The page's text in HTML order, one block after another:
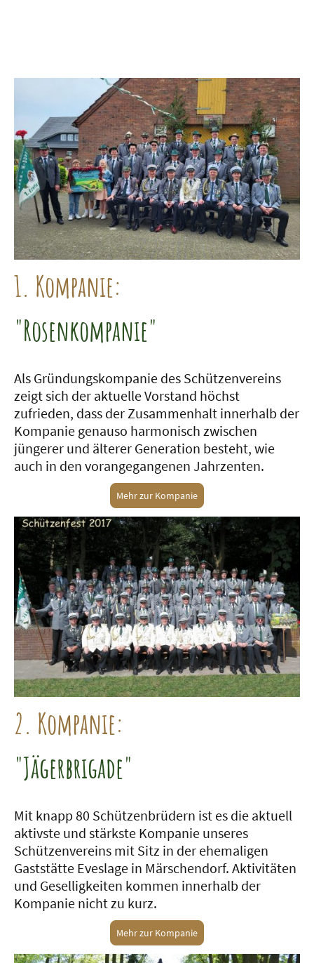
1. Kompanie:
"Rosenkompanie"
Als Gründungskompanie des Schützenvereins
zeigt sich der aktuelle Vorstand höchst
zufrieden, dass der Zusammenhalt innerhalb der
Kompanie genauso harmonisch zwischen
jüngerer und älterer Generation besteht, wie
auch in den vorangegangenen Jahrzenten.
Mehr zur Kompanie
2. Kompanie:
"Jägerbrigade"
Mit knapp 80 Schützenbrüdern ist es die aktuell
aktivste und stärkste Kompanie unseres
Schützenvereins mit Sitz in der ehemaligen
Gaststätte Eveslage in Märschendorf. Aktivitäten
und Geselligkeiten kommen innerhalb der
Kompanie nicht zu kurz.
Mehr zur Kompanie